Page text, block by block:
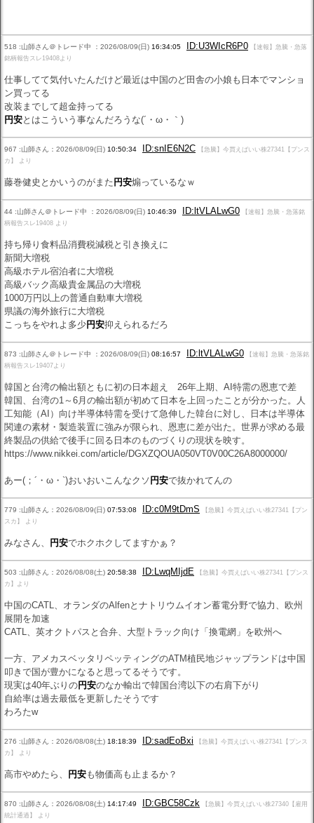
518 :山師さん＠トレード中 ：2026/08/09(日) 16:34:05 ID:U3WIcR6P0
【速報】急騰・急落
銘柄報告スレ19408より
仕事してて気付いたんだけど最近は中国のど田舎の小娘も日本でマンショ
ン買ってる
改装までして超金持ってる
円安とはこういう事なんだろうな(´・ω・｀)
967 :山師さん：2026/08/09(日) 10:50:34 ID:snIE6N2C
【急騰】今買えばいい株27341【プンス
カ】 より
藤巻健史とかいうのがまた 円安煽っているなｗ
44 :山師さん＠トレード中 ：2026/08/09(日) 10:46:39 ID:ltVLALwG0
【速報】急騰・急落銘
柄報告スレ19408 より
持ち帰り食料品消費税減税と引き換えに
新聞大増税
高級ホテル宿泊者に大増税
高級バック高級貴金属品の大増税
1000万円以上の普通自動車大増税
県議の海外旅行に大増税
こっちをやれよ多少円安抑えられるだろ
873 :山師さん＠トレード中 ：2026/08/09(日) 08:16:57 ID:ltVLALwG0
【速報】急騰・急落銘
柄報告スレ19407より
韓国と台湾の輸出額ともに初の日本超え 26年上期、AI特需の恩恵で差
韓国、台湾の1～6月の輸出額が初めて日本を上回ったことが分かった。人
工知能（AI）向け半導体特需を受けて急伸した韓台に対し、日本は半導体
関連の素材・製造装置に強みが限られ、恩恵に差が出た。世界が求める最
終製品の供給で後手に回る日本のものづくりの現状を映す。
https://www.nikkei.com/article/DGXZQOUA050VT0V00C26A8000000/
あー(；´・ω・`)おいおいこんなクソ 円安で抜かれてんの
779 :山師さん：2026/08/09(日) 07:53:08 ID:c0M9tDmS
【急騰】今買えばいい株27341【プン
スカ】 より
みなさん、 円安でホクホクしてますかぁ？
503 :山師さん：2026/08/08(土) 20:58:38 ID:LwqMIjdE
【急騰】今買えばいい株27341【プンス
カ】より
中国のCATL、オランダのAlfenとナトリウムイオン蓄電分野で協力、欧州
展開を加速
CATL、英オクトパスと合弁、大型トラック向け「換電網」を欧州へ
一方、アメカスベッタリペッティングのATM植民地ジャップランドは中国
叩きで国が豊かになると思ってるそうです。
現実は40年ぶりの円安のなか輸出で韓国台湾以下の右肩下がり
自給率は過去最低を更新したそうです
わろたw
276 :山師さん：2026/08/08(土) 18:18:39 ID:sadEoBxi
【急騰】今買えばいい株27341【プンス
カ】 より
高市やめたら、 円安も物価高も止まるか？
870 :山師さん：2026/08/08(土) 14:17:49 ID:GBC58Czk
【急騰】今買えばいい株27340【雇用
統計通過】 より